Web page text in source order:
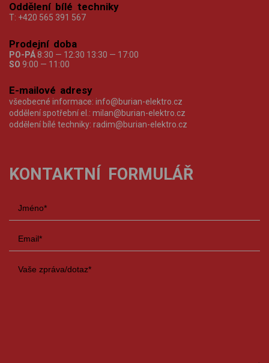
Oddělení bílé techniky
T: +420 565 391 567
Prodejní doba
PO-PÁ 8:30 — 12:30 13:30 — 17:00
SO 9:00 — 11:00
E-mailové adresy
všeobecné informace: info@burian-elektro.cz
oddělení spotřební el.: milan@burian-elektro.cz
oddělení bílé techniky: radim@burian-elektro.cz
KONTAKTNÍ FORMULÁŘ